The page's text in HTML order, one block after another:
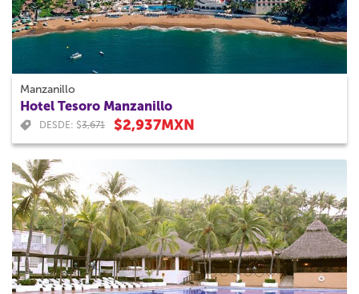
Manzanillo
Hotel Tesoro Manzanillo
DESDE: $3,671 $2,937MXN